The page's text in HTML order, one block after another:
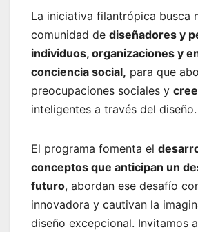
La iniciativa filantrópica busca
comunidad de diseñadores y
individuos, organizaciones y
conciencia social, para que
preocupaciones sociales y
inteligentes a través del diseño.
El programa fomenta el
conceptos que anticipan un
futuro, abordan ese desafío
innovadora y cautivan la
diseño excepcional. Invitamos